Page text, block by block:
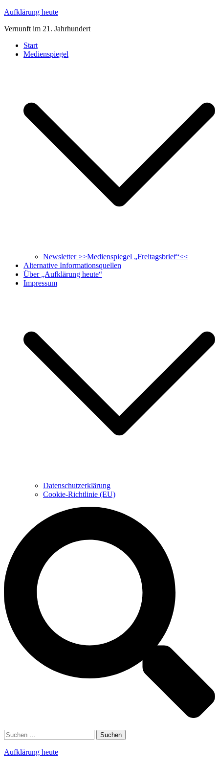
Zum
springen
Aufklärung heute
Vernunft im 21. Jahrhundert
Start
Medienspiegel
Newsletter >>Medienspiegel „Freitagsbrief“<<
Alternative Informationsquellen
Über „Aufklärung heute“
Impressum
Datenschutzerklärung
Cookie-Richtlinie (EU)
Suchen
nach:
Aufklärung heute